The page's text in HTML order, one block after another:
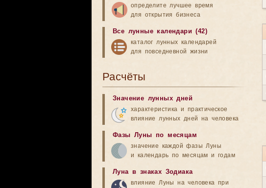
определите лучшее время
для открытия бизнеса
Все лунные календари (42)
каталог лунных календарей
для повседневной жизни
Расчёты
Значение лунных дней
характеристика и практическое
влияние лунных дней на человека
Фазы Луны по месяцам
значение каждой фазы Луны
и календарь по месяцам и годам
Луна в знаках Зодиака
влияние Луны на человека при